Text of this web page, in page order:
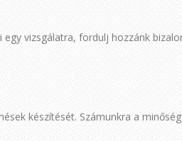
vizsgálatra, fordulj hozzánk
készítését. Számunkra a